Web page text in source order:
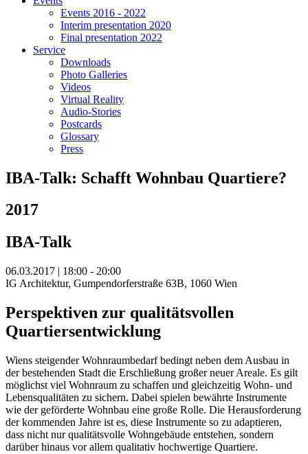
Events 2016 - 2022
Interim presentation 2020
Final presentation 2022
Service
Downloads
Photo Galleries
Videos
Virtual Reality
Audio-Stories
Postcards
Glossary
Press
IBA-Talk: Schafft Wohnbau Quartiere?
2017
IBA-Talk
06.03.2017 | 18:00 - 20:00
IG Architektur, Gumpendorferstraße 63B, 1060 Wien
Perspektiven zur qualitätsvollen
Quartiersentwicklung
Wiens steigender Wohnraumbedarf bedingt neben dem Ausbau in
der bestehenden Stadt die Erschließung großer neuer Areale. Es gilt
möglichst viel Wohnraum zu schaffen und gleichzeitig Wohn- und
Lebensqualitäten zu sichern. Dabei spielen bewährte Instrumente
wie der geförderte Wohnbau eine große Rolle. Die Herausforderung
der kommenden Jahre ist es, diese Instrumente so zu adaptieren,
dass nicht nur qualitätsvolle Wohngebäude entstehen, sondern
darüber hinaus vor allem qualitativ hochwertige Quartiere.